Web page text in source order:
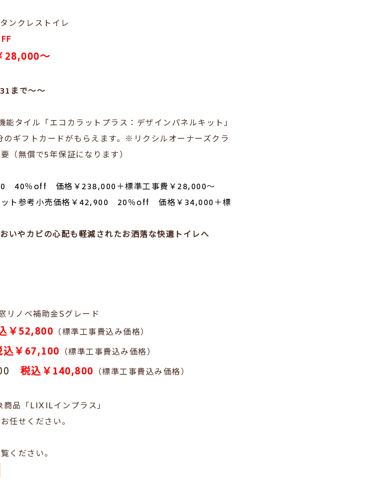
ンクレストイレ
28,000～
まで～～
能タイル「エコカラットプラス：デザインパネルキット」
ギフトカードがもらえます。※リクシルオーナーズクラ
（無償で5年保証になります）
40％off 価格￥238,000＋標準工事費￥28,000～
ット参考小売価格￥42,900 20％off 価格￥34,000＋標
いやカビの心配も軽減されたお洒落な快適トイレへ
ノベ補助金Sグレード
￥52,800 （標準工事費込み価格）
込￥67,100 （標準工事費込み価格）
税込￥140,800 （標準工事費込み価格）
品「LIXILインプラス」
任せください。
ください。